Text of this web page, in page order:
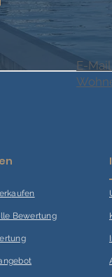
E-
aufen
Bewertung